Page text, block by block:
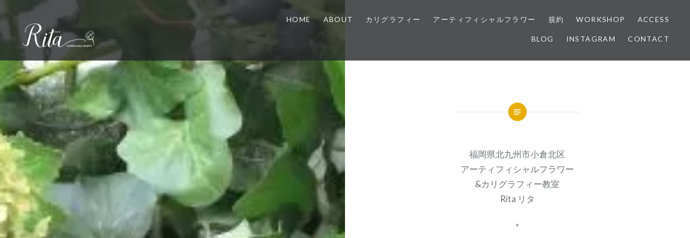
ン
ツ
へ
ス
キ
プ
HOME ABOUT カリグラフィー アーティフィシャルフラワー 規約 WORKSHOP ACCESS
BLOG INSTAGRAM CONTACT
福岡県北九州市小倉北区
アーティフィシャルフラワー
&カリグラフィー教室
Rita リタ
*